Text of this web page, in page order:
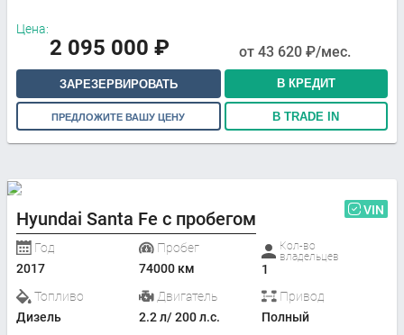
Цена:
2 095 000 ₽ от 43 620 ₽/мес.
ЗАРЕЗЕРВИРОВАТЬ В КРЕДИТ
ПРЕДЛОЖИТЕ ВАШУ ЦЕНУ В TRADE IN
Hyundai Santa Fe с пробегом VIN
Год
2017
Пробег
74000 км
Кол-во
владельцев
1
Топливо
Дизель
Двигатель
2.2 л/ 200 л.с.
Привод
Полный